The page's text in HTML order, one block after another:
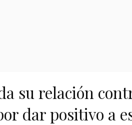
su relación
dar positivo a